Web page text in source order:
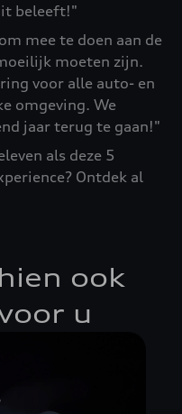
beleeft!"
mee te doen aan de
moeten zijn.
voor alle auto- en
omgeving. We
jaar terug te gaan!"
als deze 5
Ontdek al
ook
u